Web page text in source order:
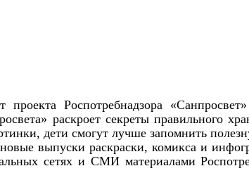
Роспотребнадзора
раскроет секреты правильного
дети смогут лучше запомнить
выпуски раскраски, комикса и
сетях и СМИ материалами